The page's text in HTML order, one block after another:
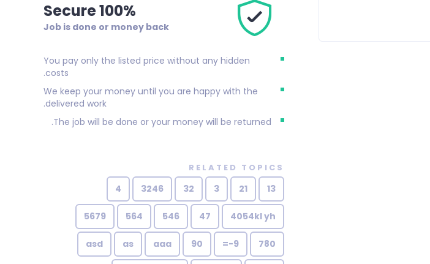
100% Secure
Job is done or money back
You pay only the listed price without any hidden
costs.
We keep your money until you are happy with the
delivered work.
The job will be done or your money will be returned.
RELATED TOPICS
13
21
3
32
3246
4
4054kl yh
47
546
564
5679
780
9-=
90
aaa
as
asd